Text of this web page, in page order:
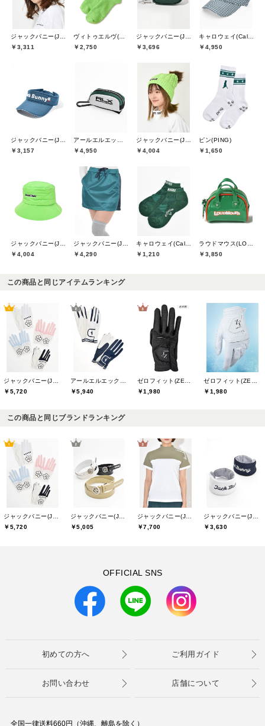
￥3,311
￥2,750
￥3,696
￥4,950
￥3,157
￥4,950
￥4,004
ピン(PING)
￥1,650
￥4,004
￥4,290
￥1,210
￥3,850
この商品と同じアイテムランキング
￥5,720
￥5,940
￥1,980
￥1,980
この商品と同じブランドランキング
￥5,720
￥5,005
￥7,700
￥3,630
OFFICIAL SNS
初めての方へ ご利用ガイド
お問い合わせ 店舗について
全国一律送料660円（沖縄、離島を除く）